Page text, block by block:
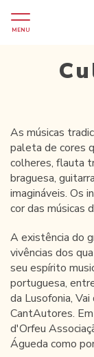
MENU
As músicas
paleta de cores
colheres, flauta
braguesa,
imagináveis. Os
cor das músicas
A existência do
vivências dos
seu espírito
portuguesa,
da Lusofonia,
CantAutores.
d'Orfeu
Águeda como